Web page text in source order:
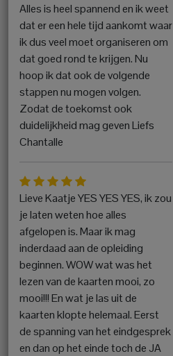
Alles is heel spannend en ik weet
dat er een hele tijd aankomt waar
ik dus veel moet organiseren om
dat goed rond te krijgen. Nu
hoop ik dat ook de volgende
stappen nu mogen volgen.
Zodat de toekomst ook
duidelijkheid mag geven Liefs
Chantalle
Lieve Kaatje YES YES YES, ik zou
je laten weten hoe alles
afgelopen is. Maar ik mag
inderdaad aan de opleiding
beginnen. WOW wat was het
lezen van de kaarten mooi, zo
mooi!!! En wat je las uit de
kaarten klopte helemaal. Eerst
de spanning van het eindgesprek
en dan op het einde toch de JA